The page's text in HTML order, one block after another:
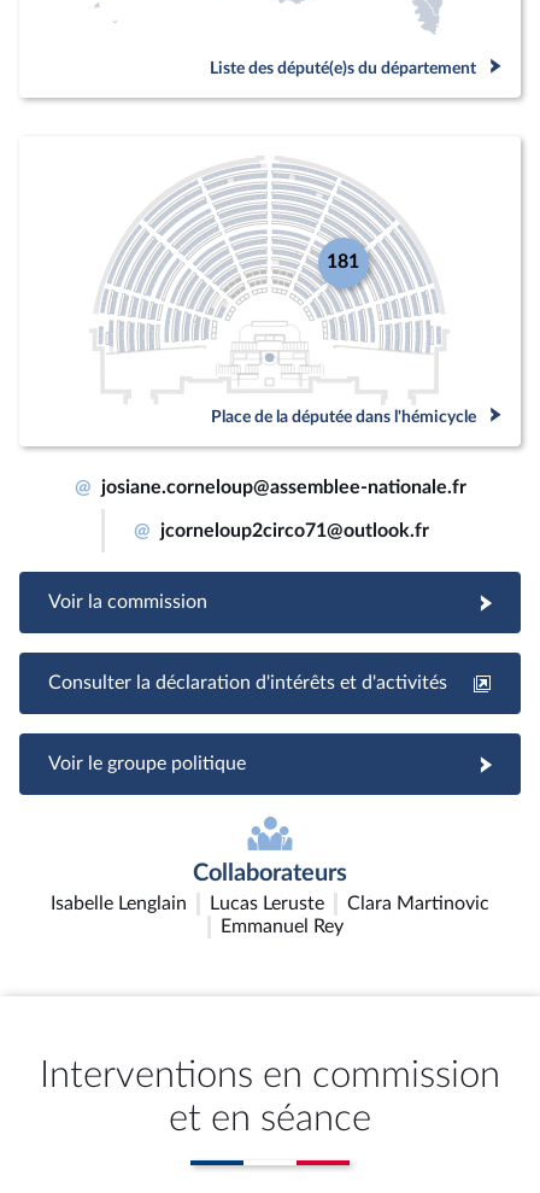
Liste des député(e)s du département
181
Place de la députée dans l'hémicycle
@ josiane.corneloup@assemblee-nationale.fr
@ jcorneloup2circo71@outlook.fr
Voir la commission
Consulter la déclaration d'intérêts et d'activités
Voir le groupe politique
Collaborateurs
Isabelle Lenglain Lucas Leruste
Clara Martinovic
Emmanuel Rey
Interventions en commission
et en séance